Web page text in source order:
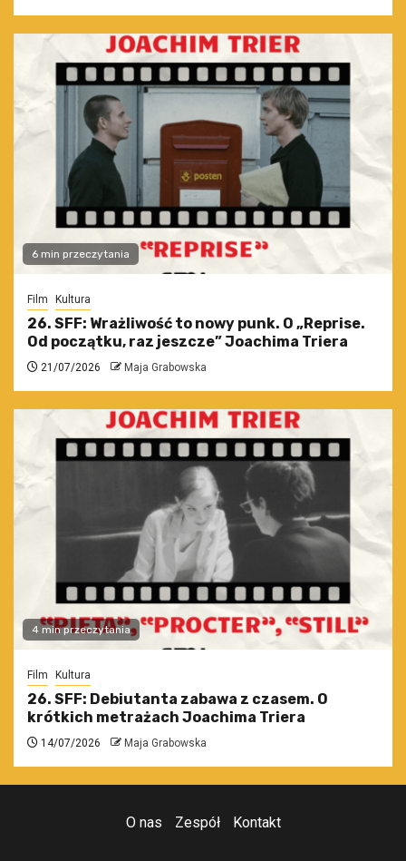
6 min przeczytania
Film Kultura
26. SFF: Wrażliwość to nowy punk. O „Reprise.
Od początku, raz jeszcze” Joachima Triera
21/07/2026 Maja Grabowska
4 min przeczytania
Film Kultura
26. SFF: Debiutanta zabawa z czasem. O
krótkich metrażach Joachima Triera
14/07/2026 Maja Grabowska
O nas Zespół Kontakt